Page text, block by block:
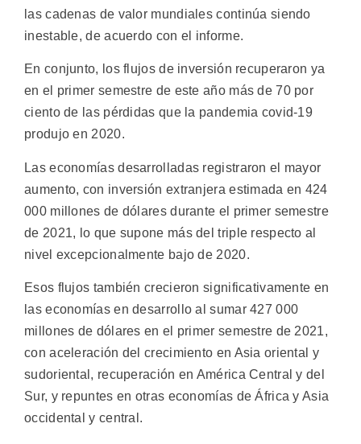
las cadenas de valor mundiales continúa siendo
inestable, de acuerdo con el informe.
En conjunto, los flujos de inversión recuperaron ya
en el primer semestre de este año más de 70 por
ciento de las pérdidas que la pandemia covid-19
produjo en 2020.
Las economías desarrolladas registraron el mayor
aumento, con inversión extranjera estimada en 424
000 millones de dólares durante el primer semestre
de 2021, lo que supone más del triple respecto al
nivel excepcionalmente bajo de 2020.
Esos flujos también crecieron significativamente en
las economías en desarrollo al sumar 427 000
millones de dólares en el primer semestre de 2021,
con aceleración del crecimiento en Asia oriental y
sudoriental, recuperación en América Central y del
Sur, y repuntes en otras economías de África y Asia
occidental y central.